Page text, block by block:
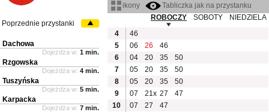
ikony
Tabliczka jak na przystanku
ROBOCZY
SOBOTY
NIEDZIELA
4
46
5
06 26
46
6
04 20 35
50
7
05 20 35
50
8
05 20 35
50
9
07 21x 27
47
10
07 27
47
Poprzednie przystanki
Dachowa
Dojeżdża w: 1 min.
Rzgowska
Dojeżdża w: 4 min.
Tuszyńska
Dojeżdża w: 5 min.
Karpacka
Dojeżdża w: 7 min.